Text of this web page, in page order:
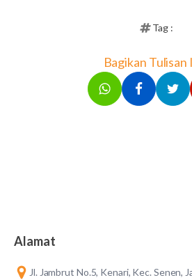
Tag :
Bagikan Tulisan
Alamat
Jl. Jambrut No.5, Kenari, Kec. Senen,